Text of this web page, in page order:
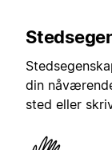
din
sted eller